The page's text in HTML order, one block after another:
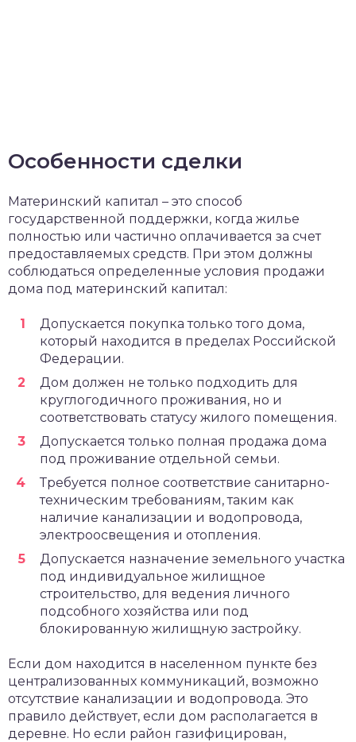
Особенности сделки
Материнский капитал – это способ
государственной поддержки, когда жилье
полностью или частично оплачивается за счет
предоставляемых средств. При этом должны
соблюдаться определенные условия продажи
дома под материнский капитал:
Допускается покупка только того дома,
который находится в пределах Российской
Федерации.
Дом должен не только подходить для
круглогодичного проживания, но и
соответствовать статусу жилого помещения.
Допускается только полная продажа дома
под проживание отдельной семьи.
Требуется полное соответствие санитарно-
техническим требованиям, таким как
наличие канализации и водопровода,
электроосвещения и отопления.
Допускается назначение земельного участка
под индивидуальное жилищное
строительство, для ведения личного
подсобного хозяйства или под
блокированную жилищную застройку.
Если дом находится в населенном пункте без
централизованных коммуникаций, возможно
отсутствие канализации и водопровода. Это
правило действует, если дом располагается в
деревне. Но если район газифицирован,